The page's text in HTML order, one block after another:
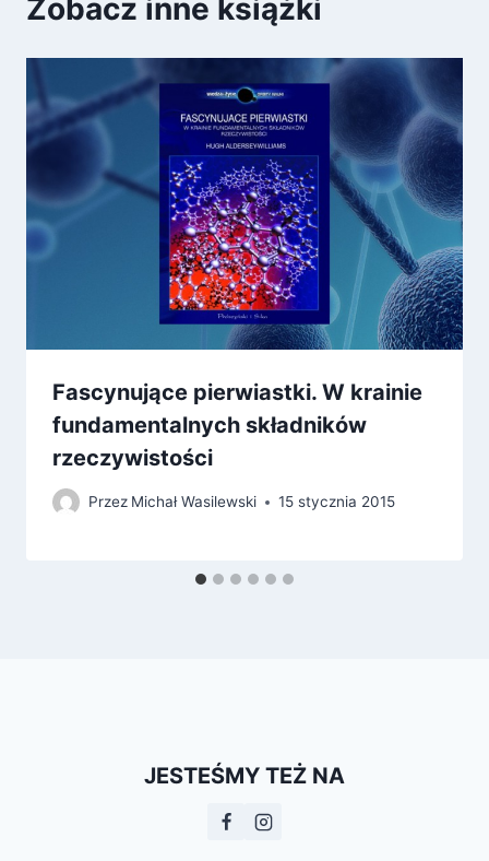
Zobacz inne książki
Fascynujące pierwiastki. W krainie
fundamentalnych składników
rzeczywistości
Przez Michał Wasilewski 15 stycznia 2015
JESTEŚMY TEŻ NA